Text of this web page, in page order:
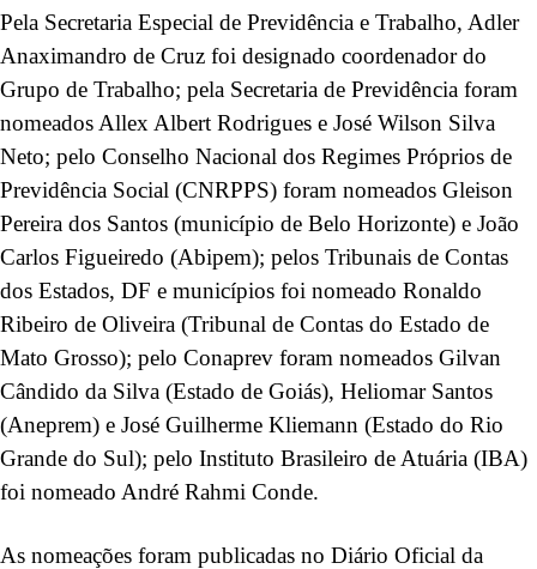
Pela Secretaria Especial de Previdência e Trabalho, Adler
Anaximandro de Cruz foi designado coordenador do
Grupo de Trabalho; pela Secretaria de Previdência foram
nomeados Allex Albert Rodrigues e José Wilson Silva
Neto; pelo Conselho Nacional dos Regimes Próprios de
Previdência Social (CNRPPS) foram nomeados Gleison
Pereira dos Santos (município de Belo Horizonte) e João
Carlos Figueiredo (Abipem); pelos Tribunais de Contas
dos Estados, DF e municípios foi nomeado Ronaldo
Ribeiro de Oliveira (Tribunal de Contas do Estado de
Mato Grosso); pelo Conaprev foram nomeados Gilvan
Cândido da Silva (Estado de Goiás), Heliomar Santos
(Aneprem) e José Guilherme Kliemann (Estado do Rio
Grande do Sul); pelo Instituto Brasileiro de Atuária (IBA)
foi nomeado André Rahmi Conde.
As nomeações foram publicadas no Diário Oficial da